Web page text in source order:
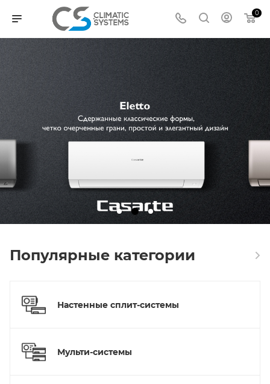
0
Популярные категории
Настенные сплит-системы
Мульти-системы